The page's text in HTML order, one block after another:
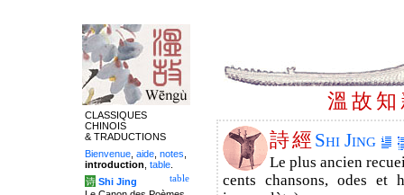
溫 故 知
詩經 Shi Jing
Le plus ancien
cents chansons, odes et
CLASSIQUES
CHINOIS
& TRADUCTIONS
Bienvenue aide notes
introduction table
table
诗 Shi Jing